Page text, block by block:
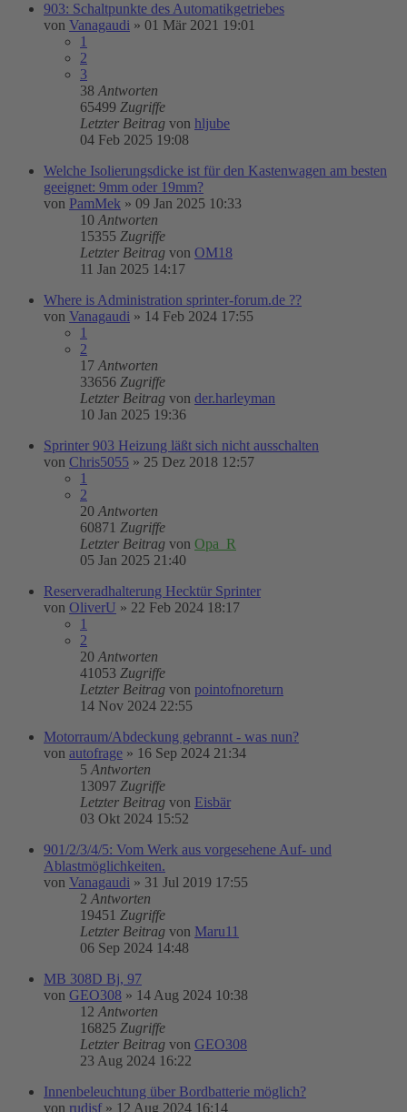
903: Schaltpunkte des Automatikgetriebes
von Vanagaudi » 01 Mär 2021 19:01
1
2
3
38 Antworten
65499 Zugriffe
Letzter Beitrag von hljube
04 Feb 2025 19:08
Welche Isolierungsdicke ist für den Kastenwagen am besten
geeignet: 9mm oder 19mm?
von PamMek » 09 Jan 2025 10:33
10 Antworten
15355 Zugriffe
Letzter Beitrag von OM18
11 Jan 2025 14:17
Where is Administration sprinter-forum.de ??
von Vanagaudi » 14 Feb 2024 17:55
1
2
17 Antworten
33656 Zugriffe
Letzter Beitrag von der.harleyman
10 Jan 2025 19:36
Sprinter 903 Heizung läßt sich nicht ausschalten
von Chris5055 » 25 Dez 2018 12:57
1
2
20 Antworten
60871 Zugriffe
Letzter Beitrag von Opa_R
05 Jan 2025 21:40
Reserveradhalterung Hecktür Sprinter
von OliverU » 22 Feb 2024 18:17
1
2
20 Antworten
41053 Zugriffe
Letzter Beitrag von pointofnoreturn
14 Nov 2024 22:55
Motorraum/Abdeckung gebrannt - was nun?
von autofrage » 16 Sep 2024 21:34
5 Antworten
13097 Zugriffe
Letzter Beitrag von Eisbär
03 Okt 2024 15:52
901/2/3/4/5: Vom Werk aus vorgesehene Auf- und
Ablastmöglichkeiten.
von Vanagaudi » 31 Jul 2019 17:55
2 Antworten
19451 Zugriffe
Letzter Beitrag von Maru11
06 Sep 2024 14:48
MB 308D Bj, 97
von GEO308 » 14 Aug 2024 10:38
12 Antworten
16825 Zugriffe
Letzter Beitrag von GEO308
23 Aug 2024 16:22
Innenbeleuchtung über Bordbatterie möglich?
von rudisf » 12 Aug 2024 16:14